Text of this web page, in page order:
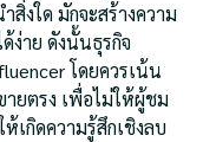
งใด มักจะสร้างความ
ง่าย ดังนั้นธุรกิจ
โดยควรเน้น
ยตรง เพื่อไม่ให้ผู้ชม
เกิดความรู้สึกเชิงลบ